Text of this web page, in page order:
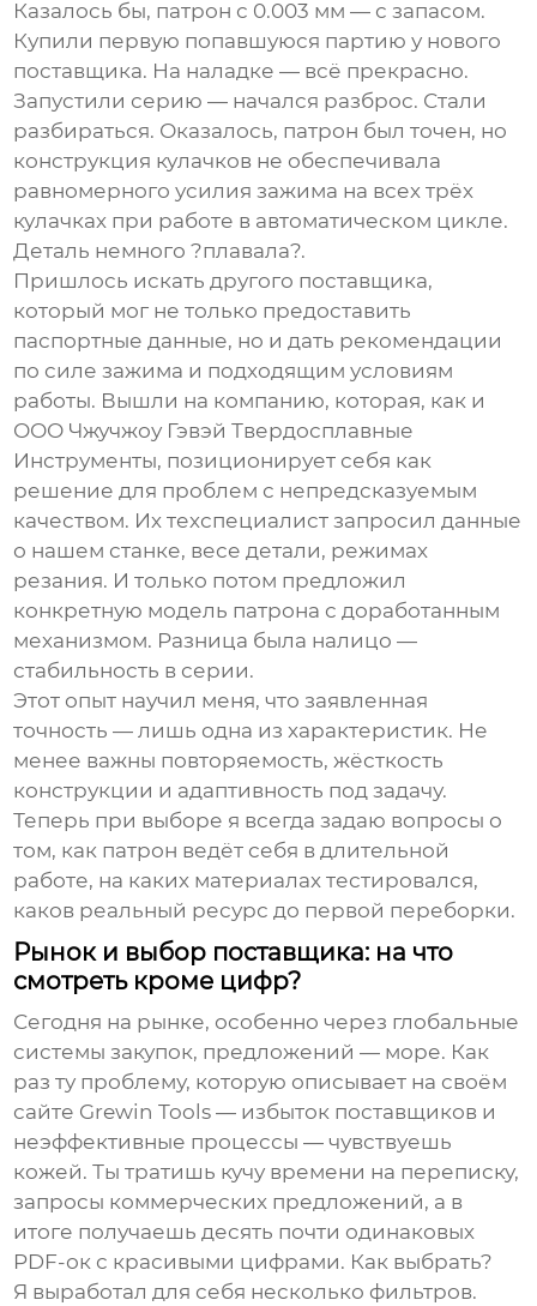
Казалось бы, патрон с 0.003 мм — с запасом.
Купили первую попавшуюся партию у нового
поставщика. На наладке — всё прекрасно.
Запустили серию — начался разброс. Стали
разбираться. Оказалось, патрон был точен, но
конструкция кулачков не обеспечивала
равномерного усилия зажима на всех трёх
кулачках при работе в автоматическом цикле.
Деталь немного ?плавала?.
Пришлось искать другого поставщика,
который мог не только предоставить
паспортные данные, но и дать рекомендации
по силе зажима и подходящим условиям
работы. Вышли на компанию, которая, как и
ООО Чжучжоу Гэвэй Твердосплавные
Инструменты, позиционирует себя как
решение для проблем с непредсказуемым
качеством. Их техспециалист запросил данные
о нашем станке, весе детали, режимах
резания. И только потом предложил
конкретную модель патрона с доработанным
механизмом. Разница была налицо —
стабильность в серии.
Этот опыт научил меня, что заявленная
точность — лишь одна из характеристик. Не
менее важны повторяемость, жёсткость
конструкции и адаптивность под задачу.
Теперь при выборе я всегда задаю вопросы о
том, как патрон ведёт себя в длительной
работе, на каких материалах тестировался,
каков реальный ресурс до первой переборки.
Рынок и выбор поставщика: на что
смотреть кроме цифр?
Сегодня на рынке, особенно через глобальные
системы закупок, предложений — море. Как
раз ту проблему, которую описывает на своём
сайте Grewin Tools — избыток поставщиков и
неэффективные процессы — чувствуешь
кожей. Ты тратишь кучу времени на переписку,
запросы коммерческих предложений, а в
итоге получаешь десять почти одинаковых
PDF-ок с красивыми цифрами. Как выбрать?
Я выработал для себя несколько фильтров.